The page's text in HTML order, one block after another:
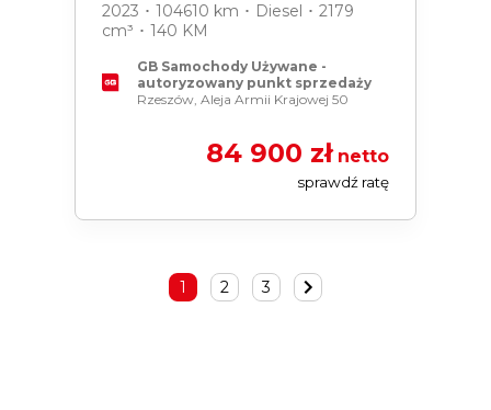
2023 ･ 104610 km ･ Diesel ･ 2179
cm³ ･ 140 KM
GB Samochody Używane -
autoryzowany punkt sprzedaży
Rzeszów, Aleja Armii Krajowej 50
84 900 złnetto
sprawdź ratę
1 2 3